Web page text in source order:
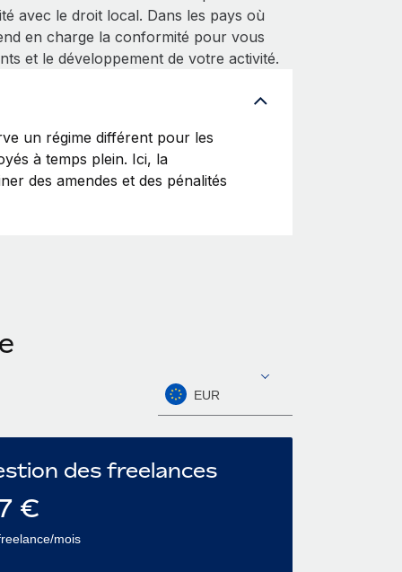
avec le droit local. Dans les pays où
en charge la conformité pour vous
et le développement de votre activité.
un régime différent pour les
à temps plein. Ici, la
des amendes et des pénalités
EUR
des freelances
€
mois